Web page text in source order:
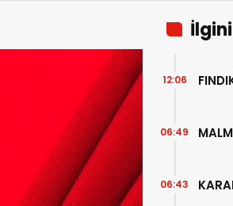
12:06
06:49
06:43